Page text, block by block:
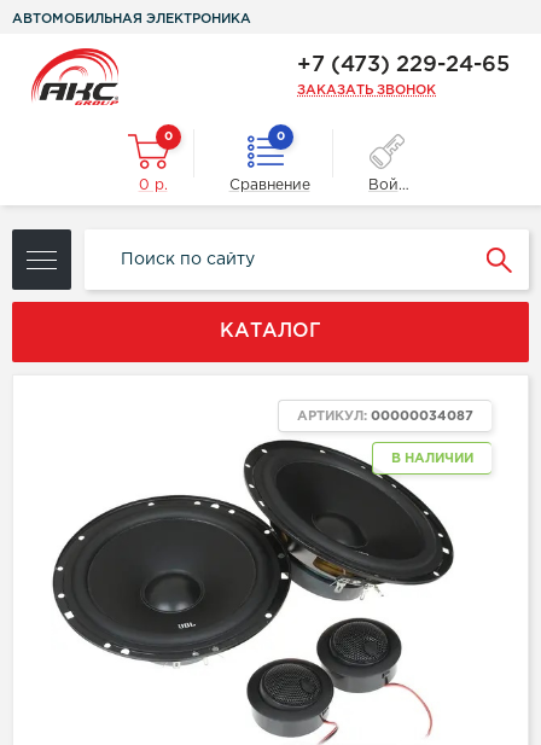
АВТОМОБИЛЬНАЯ ЭЛЕКТРОНИКА
+7 (473) 229-24-65
ЗАКАЗАТЬ ЗВОНОК
0
0 р.
0
Сравнение Войти
КАТАЛОГ
В НАЛИЧИИ
АРТИКУЛ: 00000034087